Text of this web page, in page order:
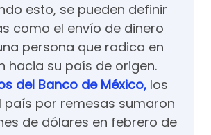
esto, se pueden definir
como el envío de dinero
persona que radica en
hacia su país de origen.
del Banco de México, los
país por remesas sumaron
de dólares en febrero de